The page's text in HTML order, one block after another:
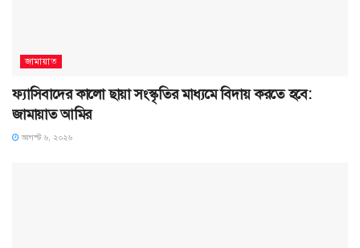
জামায়াত
ফ্যাসিবাদের কালো ছায়া সংস্কৃতির মাধ্যমে বিদায় করতে হবে:
জামায়াত আমির
আগস্ট ৬, ২০২৬